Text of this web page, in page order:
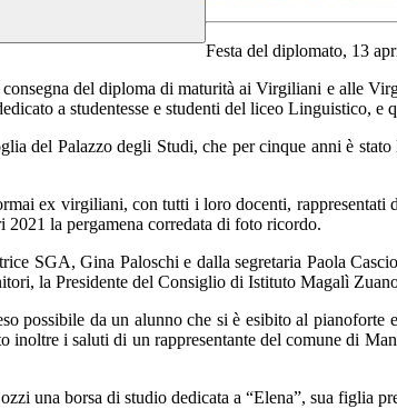
Festa del diplomato, 13
del diploma di maturità ai Virgiliani e alle
a studentesse e studenti del liceo Linguistico,
del Palazzo degli Studi, che per cinque anni è
ex virgiliani, con tutti i loro docenti, rappresentati
2021 la pergamena corredata di foto ricordo.
SGA, Gina Paloschi e dalla segretaria Paola
la Presidente del Consiglio di Istituto Magalì
da un alunno che si è esibito al pianoforte
i saluti di un rappresentante del comune di
una borsa di studio dedicata a “Elena”, sua figlia